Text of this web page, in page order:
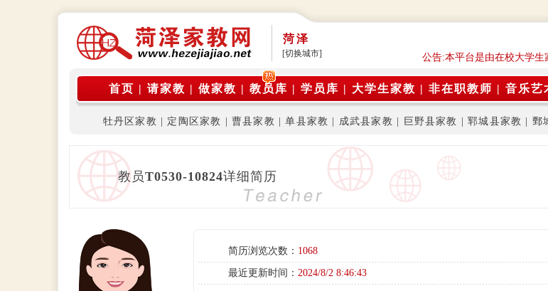
菏泽
[切换城市] 公告:本平台是由在校大学生
首页 | 请家教 | 做家教 | 教员库 | 学员库 | 大学生家教 | 非在职教师 | 音乐艺
牡丹区家教 定陶区家教 |曹县家教 |单县家教 成武县家教 巨野县家教 |郓城县家教 鄄
教员T0530-10824详细简历
简历浏览次数： 1068
最近更新时间： 2024/8/2 8:46:43